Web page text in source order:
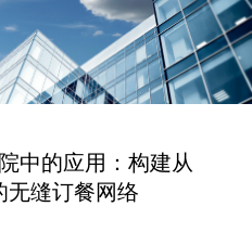
中的应用：构建从
无缝订餐网络